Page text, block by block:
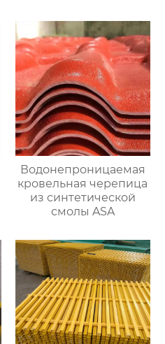
Водонепроницаемая
кровельная черепица
из синтетической
смолы ASA